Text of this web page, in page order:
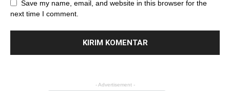
Save my name, email, and website in this browser for the
next time I comment.
- Advertisement -